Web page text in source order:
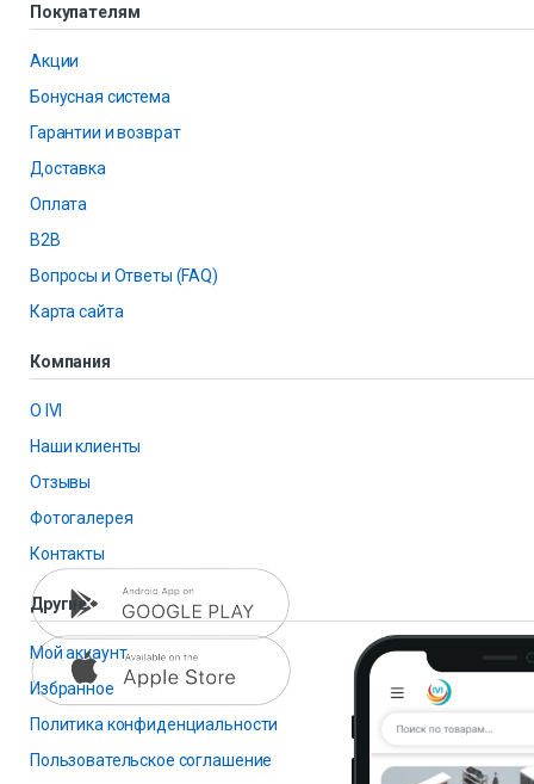
Покупателям
Акции
Бонусная система
Гарантии и возврат
Доставка
Оплата
B2B
Вопросы и Ответы (FAQ)
Карта сайта
Компания
О IVI
Наши клиенты
Отзывы
Фотогалерея
Контакты
Другие
Мой аккаунт
Избранное
Политика конфиденциальности
Пользовательское соглашение